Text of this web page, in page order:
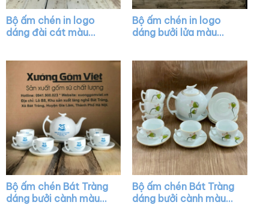
Bộ ấm chén in logo
dáng đài cát màu
Bộ ấm chén in logo
dáng bưởi lửa màu
Bộ ấm chén Bát Tràng
dáng bưởi cành màu
Bộ ấm chén Bát Tràng
dáng bưởi cành màu